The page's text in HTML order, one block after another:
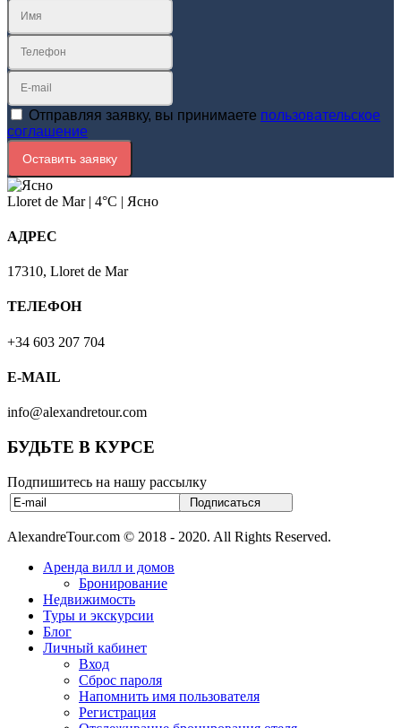
Отправляя заявку, вы принимаете пользовательское
соглашение
Оставить заявку
Lloret de Mar| 4°C | Ясно
АДРЕС
17310, Lloret de Mar
ТЕЛЕФОН
+34 603 207 704
E-MAIL
info@alexandretour.com
БУДЬТЕ В КУРСЕ
Подпишитесь на нашу рассылку
AlexandreTour.com © 2018 - 2020. All Rights Reserved.
Аренда вилл и домов
Бронирование
Недвижимость
Туры и экскурсии
Блог
Личный кабинет
Вход
Сброс пароля
Напомнить имя пользователя
Регистрация